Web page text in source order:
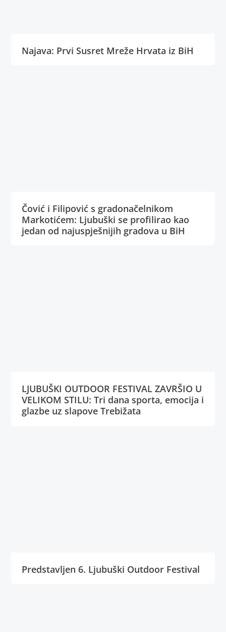
Najava: Prvi Susret Mreže Hrvata iz BiH
Čović i Filipović s gradonačelnikom
Markotićem: Ljubuški se profilirao kao
jedan od najuspješnijih gradova u BiH
LJUBUŠKI OUTDOOR FESTIVAL ZAVRŠIO U
VELIKOM STILU: Tri dana sporta, emocija i
glazbe uz slapove Trebižata
Predstavljen 6. Ljubuški Outdoor Festival